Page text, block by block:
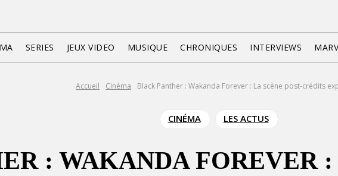
SERIES JEUX VIDEO MUSIQUE CHRONIQUES INTERVIEWS
Accueil Cinéma Black Panther : Wakanda Forever : La scène post-crédits
CINÉMA LES ACTUS
: WAKANDA FOREVER :